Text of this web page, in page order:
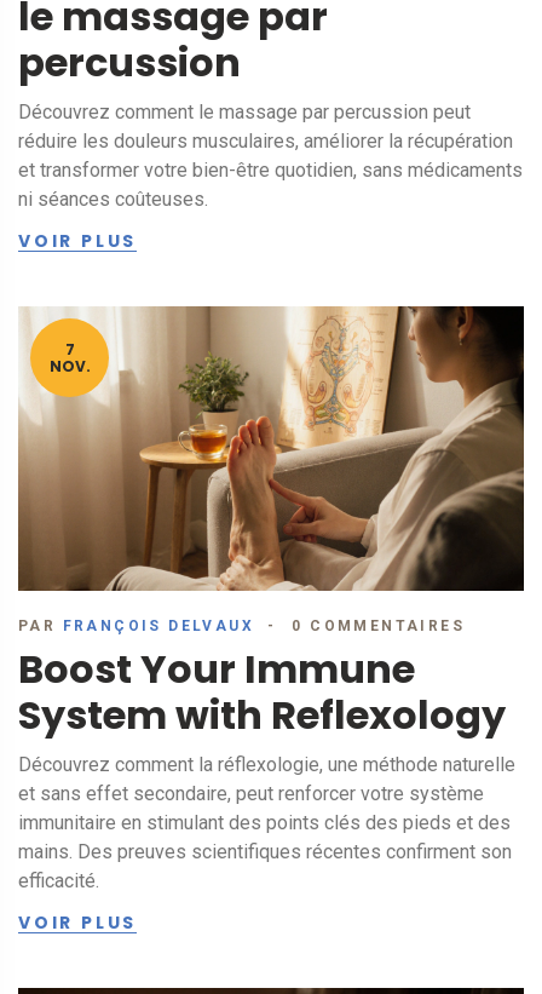
le massage par
percussion
Découvrez comment le massage par percussion peut
réduire les douleurs musculaires, améliorer la récupération
et transformer votre bien-être quotidien, sans médicaments
ni séances coûteuses.
VOIR PLUS
7
NOV.
PAR FRANÇOIS DELVAUX 0 COMMENTAIRES
Boost Your Immune
System with Reflexology
Découvrez comment la réflexologie, une méthode naturelle
et sans effet secondaire, peut renforcer votre système
immunitaire en stimulant des points clés des pieds et des
mains. Des preuves scientifiques récentes confirment son
efficacité.
VOIR PLUS